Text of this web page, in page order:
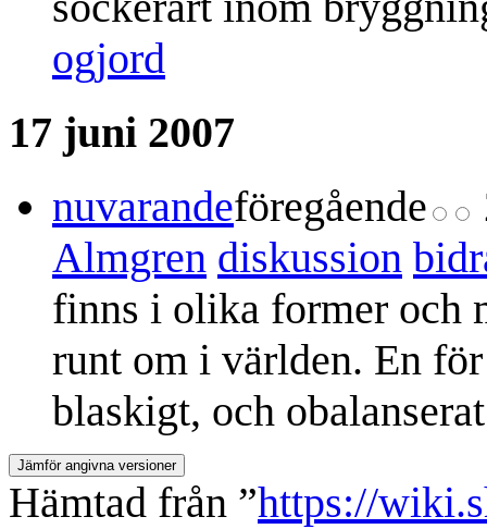
ogjord
17 juni 2007
nuvarandeföregående
Almgren diskussion
finns i olika former och
runt om i världen. En
blaskigt, och
Hämtad från ”https://